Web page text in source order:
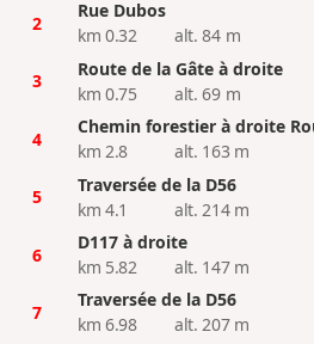
2
Rue Dubos
km 0.32
alt. 84 m
3
Route de la Gâte à droite
km 0.75
alt. 69 m
4
Chemin forestier à droite
km 2.8
alt. 163 m
5
Traversée de la D56
km 4.1
alt. 214 m
6
D117 à droite
km 5.82
alt. 147 m
7
Traversée de la D56
km 6.98
alt. 207 m